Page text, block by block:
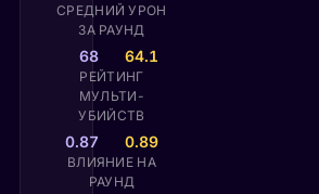
СРЕДНИЙ УРОН
ЗА РАУНД
68 64.1
РЕЙТИНГ
МУЛЬТИ-
УБИЙСТВ
0.87 0.89
ВЛИЯНИЕ НА
РАУНД